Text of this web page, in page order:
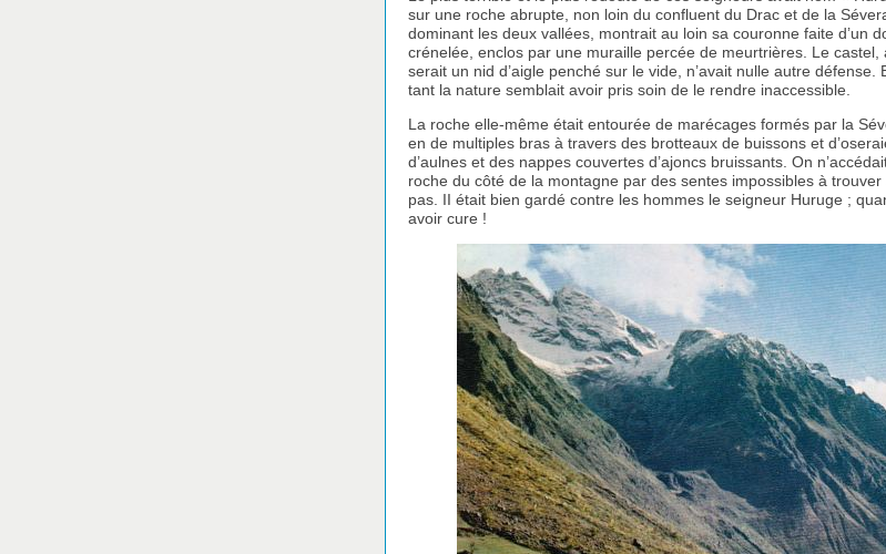
sur une roche abrupte, non loin du confluent du Drac et de la
dominant les deux vallées, montrait au loin sa couronne faite d’un
crénelée, enclos par une muraille percée de meurtrières. Le
serait un nid d’aigle penché sur le vide, n’avait nulle autre défense.
tant la nature semblait avoir pris soin de le rendre inaccessible.
La roche elle-même était entourée de marécages formés par la
en de multiples bras à travers des brotteaux de buissons et
d’aulnes et des nappes couvertes d’ajoncs bruissants. On
roche du côté de la montagne par des sentes impossibles à
pas. II était bien gardé contre les hommes le seigneur Huruge ;
avoir cure !